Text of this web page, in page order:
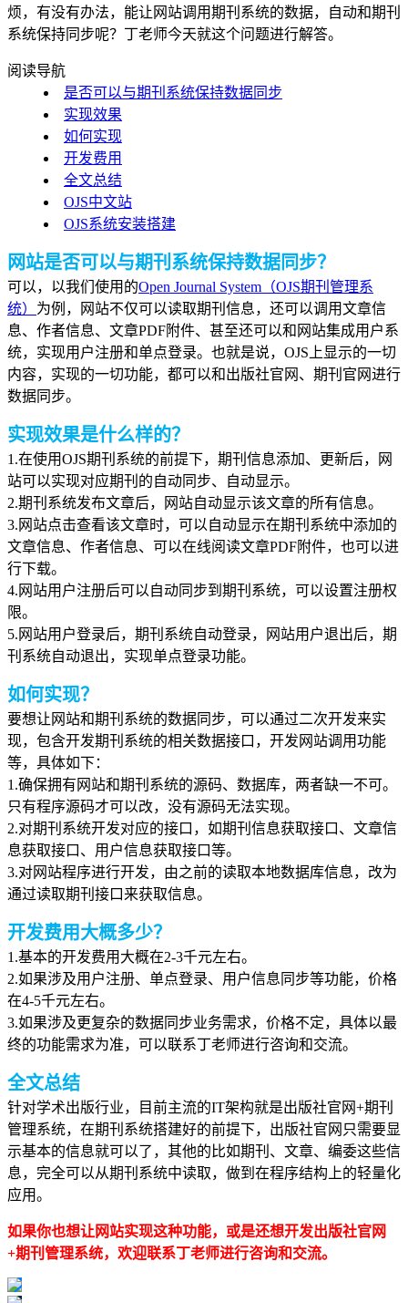
烦，有没有办法，能让网站调用期刊系统的数据，自动和期刊
系统保持同步呢？丁老师今天就这个问题进行解答。
阅读导航
是否可以与期刊系统保持数据同步
实现效果
如何实现
开发费用
全文总结
OJS中文站
OJS系统安装搭建
网站是否可以与期刊系统保持数据同步？
可以，以我们使用的Open Journal System（OJS期刊管理系
统） 为例，网站不仅可以读取期刊信息，还可以调用文章信
息、作者信息、文章PDF附件、甚至还可以和网站集成用户系
统，实现用户注册和单点登录。也就是说，OJS上显示的一切
内容，实现的一切功能，都可以和出版社官网、期刊官网进行
数据同步。
实现效果是什么样的？
1.在使用OJS期刊系统的前提下，期刊信息添加、更新后，网
站可以实现对应期刊的自动同步、自动显示。
2.期刊系统发布文章后，网站自动显示该文章的所有信息。
3.网站点击查看该文章时，可以自动显示在期刊系统中添加的
文章信息、作者信息、可以在线阅读文章PDF附件，也可以进
行下载。
4.网站用户注册后可以自动同步到期刊系统，可以设置注册权
限。
5.网站用户登录后，期刊系统自动登录，网站用户退出后，期
刊系统自动退出，实现单点登录功能。
如何实现？
要想让网站和期刊系统的数据同步， 可以通过二次开发来实
现，包含开发期刊系统的相关数据接口，开发网站调用功能
等，具体如下：
1.确保拥有网站和期刊系统的源码、数据库，两者缺一不可。
只有程序源码才可以改，没有源码无法实现。
2.对期刊系统开发对应的接口，如期刊信息获取接口、文章信
息获取接口、用户信息获取接口等。
3.对网站程序进行开发，由之前的读取本地数据库信息，改为
通过读取期刊接口来获取信息。
开发费用大概多少？
1.基本的开发费用大概在2-3千元左右。
2.如果涉及用户注册、单点登录、用户信息同步等功能，价格
在4-5千元左右。
3.如果涉及更复杂的数据同步业务需求，价格不定，具体以最
终的功能需求为准，可以联系丁老师进行咨询和交流。
全文总结
针对学术出版行业，目前主流的IT架构就是出版社官网+期刊
管理系统，在期刊系统搭建好的前提下，出版社官网只需要显
示基本的信息就可以了，其他的比如期刊、文章、编委这些信
息，完全可以从期刊系统中读取，做到在程序结构上的轻量化
应用。
如果你也想让网站实现这种功能，或是还想开发出版社官网
+期刊管理系统，欢迎联系丁老师进行咨询和交流。